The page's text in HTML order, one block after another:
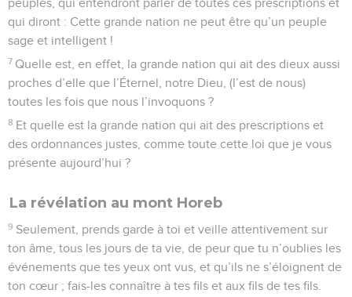
peuples, qui entendront parler de toutes ces prescriptions et
qui diront : Cette grande nation ne peut être qu’un peuple
sage et intelligent !
7 Quelle est, en effet, la grande nation qui ait des dieux aussi
proches d’elle que l’Éternel, notre Dieu, (l’est de nous)
toutes les fois que nous l’invoquons ?
8 Et quelle est la grande nation qui ait des prescriptions et
des ordonnances justes, comme toute cette loi que je vous
présente aujourd’hui ?
La révélation au mont Horeb
9 Seulement, prends garde à toi et veille attentivement sur
ton âme, tous les jours de ta vie, de peur que tu n’oublies les
événements que tes yeux ont vus, et qu’ils ne s’éloignent de
ton cœur ; fais-les connaître à tes fils et aux fils de tes fils.